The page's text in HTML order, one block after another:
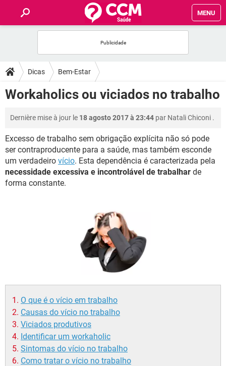
MENU
FORUMS
SAÚDE
FAMÍLIA
NUTRIÇÃO
BEM-ESTAR
Dicas Bem-Estar
Workaholics ou viciados no trabalho
Dernière mise à jour le 18 agosto 2017 à 23:44 par Natali Chiconi .
Excesso de trabalho sem obrigação explícita não só pode
ser contraproducente para a saúde, mas também esconde
um verdadeiro vício. Esta dependência é caracterizada pela
necessidade excessiva e incontrolável de trabalhar de
forma constante.
O que é o vício em trabalho
Causas do vício no trabalho
Viciados produtivos
Identificar um workaholic
Sintomas do vício no trabalho
Como tratar o vício no trabalho